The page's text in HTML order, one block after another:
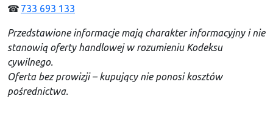
☎ 733 693 133
Przedstawione informacje mają charakter informacyjny i nie
stanowią oferty handlowej w rozumieniu Kodeksu
cywilnego.
Oferta bez prowizji – kupujący nie ponosi kosztów
pośrednictwa.